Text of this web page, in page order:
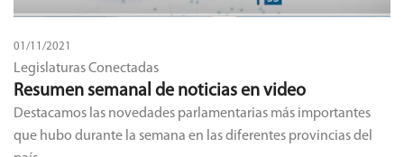
01/11/2021
Legislaturas Conectadas
Resumen semanal de noticias en video
Destacamos las novedades parlamentarias más importantes
que hubo durante la semana en las diferentes provincias del